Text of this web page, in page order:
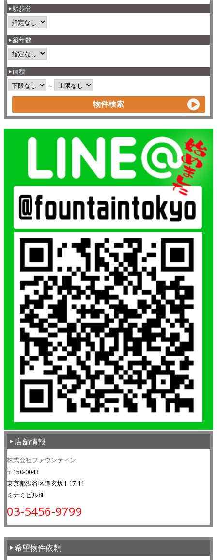
駅歩分
築年数
面積
～
店舗情報
株式会社ファウンティン
〒150-0043
東京都渋谷区道玄坂1-17-11
ミナミビル8F
03-5456-9799
希望物件依頼